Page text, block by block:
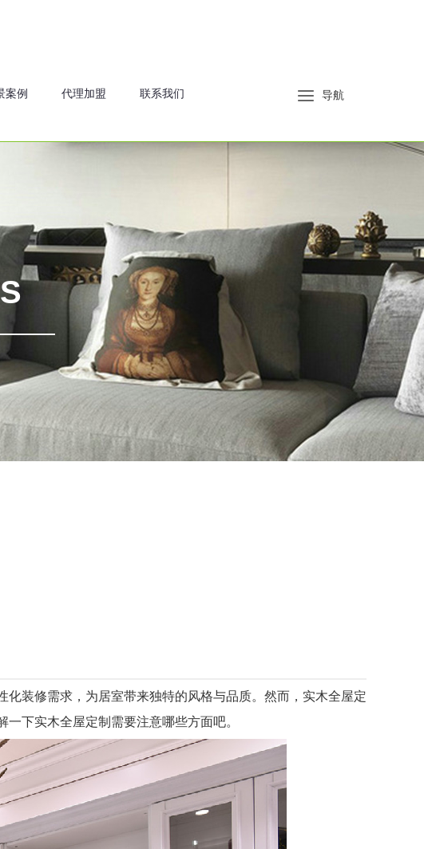
案例 代理加盟 联系我们 导航
装修需求，为居室带来独特的风格与品质。然而，实木全屋定
一下实木全屋定制需要注意哪些方面吧。